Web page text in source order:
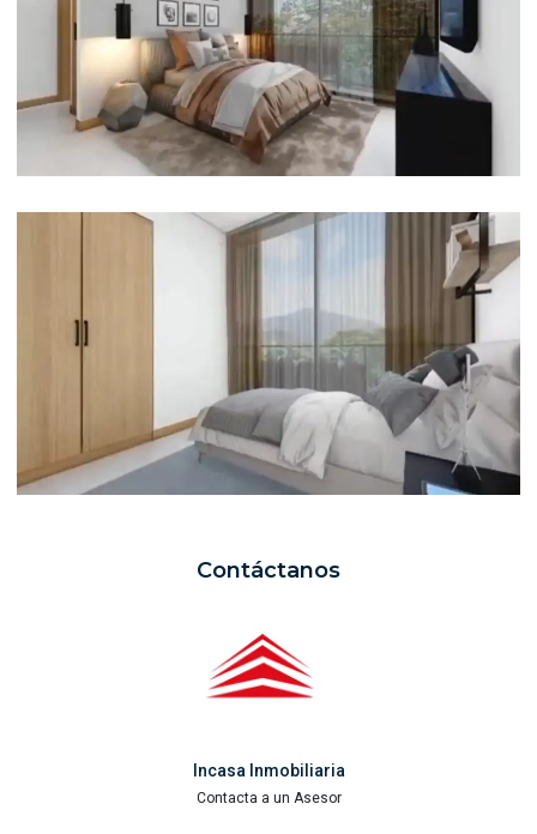
Contáctanos
Incasa Inmobiliaria
Contacta a un Asesor